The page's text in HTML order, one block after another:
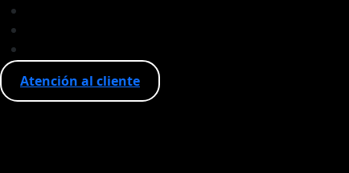
Atención al cliente